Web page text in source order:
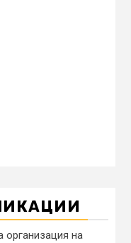
на